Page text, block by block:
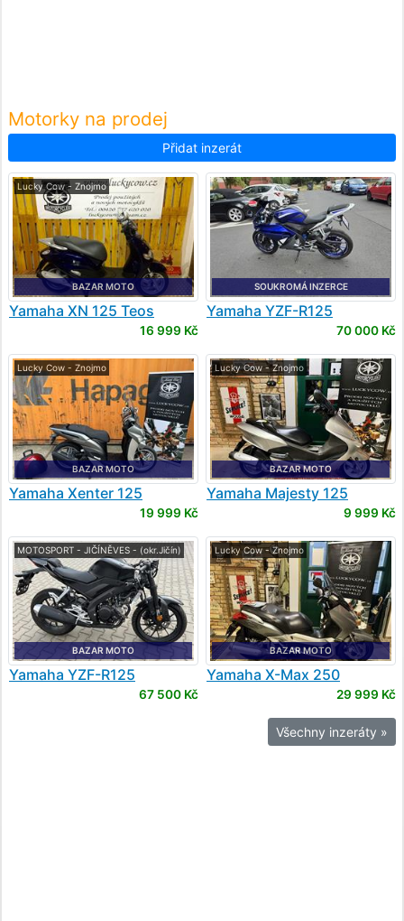
Motorky na prodej
Přidat inzerát
Lucky Cow - Znojmo
BAZAR MOTO
Yamaha XN 125 Teos
16 999 Kč
SOUKROMÁ INZERCE
Yamaha YZF-R125
70 000 Kč
Lucky Cow - Znojmo
BAZAR MOTO
Yamaha Xenter 125
19 999 Kč
Lucky Cow - Znojmo
BAZAR MOTO
Yamaha Majesty 125
9 999 Kč
MOTOSPORT - JIČÍNĚVES - (okr.Jičín)
BAZAR MOTO
Yamaha YZF-R125
67 500 Kč
Lucky Cow - Znojmo
BAZAR MOTO
Yamaha X-Max 250
29 999 Kč
Všechny inzeráty »